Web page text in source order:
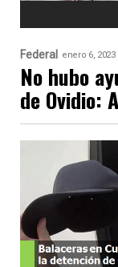
Federal enero 6, 2023
No hubo
de Ovidio: